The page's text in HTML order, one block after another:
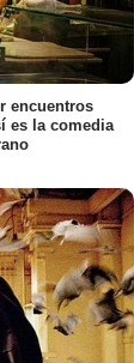
encuentros
es la comedia